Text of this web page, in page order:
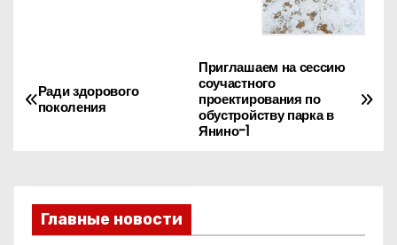
Н
а
г
Приглашаем на сессию
соучастного
проектирования по
обустройству парка в
Янино-1
Ради здорового
поколения
Главные новости